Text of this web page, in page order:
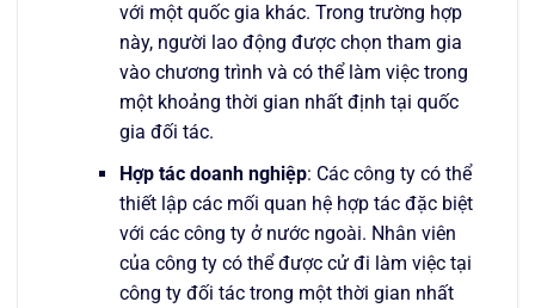
với một quốc gia khác. Trong trường hợp
này, người lao động được chọn tham gia
vào chương trình và có thể làm việc trong
một khoảng thời gian nhất định tại quốc
gia đối tác.
Hợp tác doanh nghiệp: Các công ty có thể
thiết lập các mối quan hệ hợp tác đặc biệt
với các công ty ở nước ngoài. Nhân viên
của công ty có thể được cử đi làm việc tại
công ty đối tác trong một thời gian nhất